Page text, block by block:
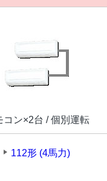
コン×2台 / 個別運転
112形 (4馬力)